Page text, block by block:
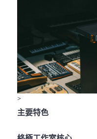
>
主要特色